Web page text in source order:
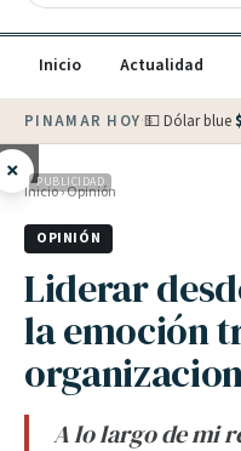
Inicio Actualidad
PINAMAR HOY·💵 Dólar blue $
× PUBLICIDAD
Inicio›Opinión
OPINIÓN
Liderar
la emoción
A lo largo de mi